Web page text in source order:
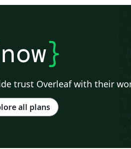
now}
trust Overleaf with their
all plans